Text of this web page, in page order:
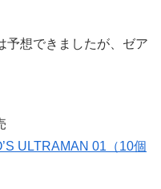
予想できましたが、ゼア
ULTRAMAN 01（10個